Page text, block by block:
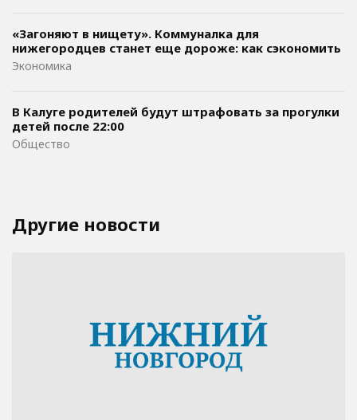
«Загоняют в нищету». Коммуналка для
нижегородцев станет еще дороже: как сэкономить
Экономика
В Калуге родителей будут штрафовать за прогулки
детей после 22:00
Общество
Другие новости